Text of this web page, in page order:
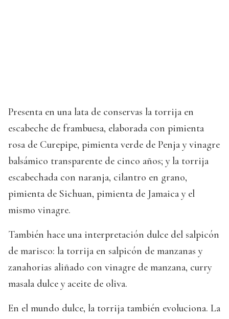
Presenta en una lata de conservas la torrija en
escabeche de frambuesa, elaborada con pimienta
rosa de Curepipe, pimienta verde de Penja y vinagre
balsámico transparente de cinco años; y la torrija
escabechada con naranja, cilantro en grano,
pimienta de Sichuan, pimienta de Jamaica y el
mismo vinagre.
También hace una interpretación dulce del salpicón
de marisco: la torrija en salpicón de manzanas y
zanahorias aliñado con vinagre de manzana, curry
masala dulce y aceite de oliva.
En el mundo dulce, la torrija también evoluciona. La